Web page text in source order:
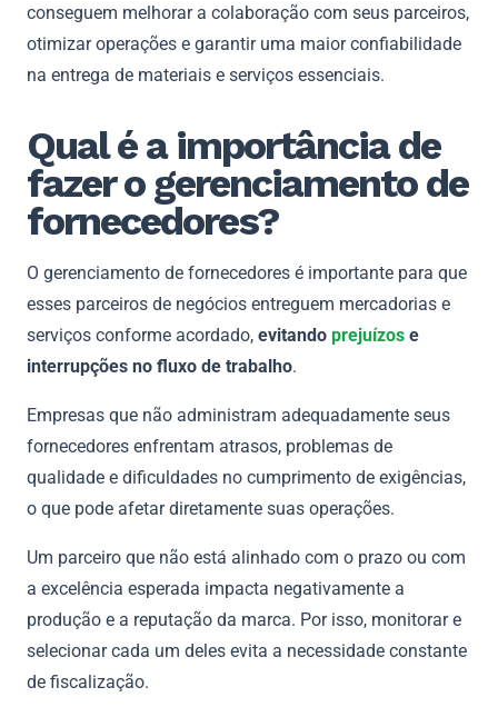
conseguem melhorar a colaboração com seus parceiros,
otimizar operações e garantir uma maior confiabilidade
na entrega de materiais e serviços essenciais.
Qual é a importância de
fazer o gerenciamento de
fornecedores?
O gerenciamento de fornecedores é importante para que
esses parceiros de negócios entreguem mercadorias e
serviços conforme acordado, evitando prejuízos e
interrupções no fluxo de trabalho.
Empresas que não administram adequadamente seus
fornecedores enfrentam atrasos, problemas de
qualidade e dificuldades no cumprimento de exigências,
o que pode afetar diretamente suas operações.
Um parceiro que não está alinhado com o prazo ou com
a excelência esperada impacta negativamente a
produção e a reputação da marca. Por isso, monitorar e
selecionar cada um deles evita a necessidade constante
de fiscalização.